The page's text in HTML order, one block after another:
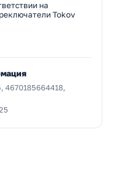
на
Tokov
4670185664418,